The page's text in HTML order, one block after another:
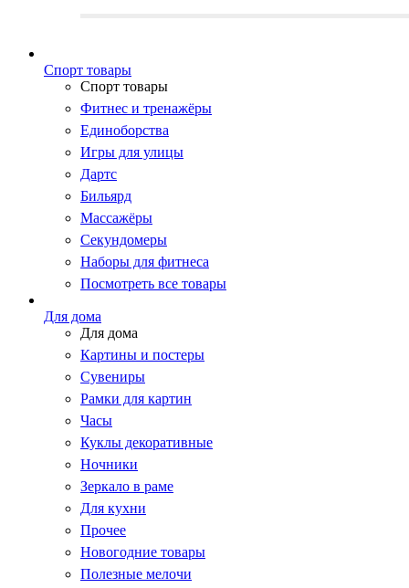
Cпорт товары
Cпорт товары
Фитнес и тренажёры
Единоборства
Игры для улицы
Дартс
Бильярд
Массажёры
Секундомеры
Наборы для фитнеса
Посмотреть все товары
Для дома
Для дома
Картины и постеры
Сувениры
Рамки для картин
Часы
Куклы декоративные
Ночники
Зеркало в раме
Для кухни
Прочее
Новогодние товары
Полезные мелочи